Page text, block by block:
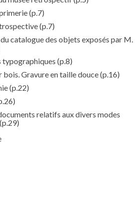
(p.7)
(p.7)
catalogue des objets exposés par M.
typographiques (p.8)
bois. Gravure en taille douce(p.16)
(p.22)
relatifs aux divers modes
(p.29)